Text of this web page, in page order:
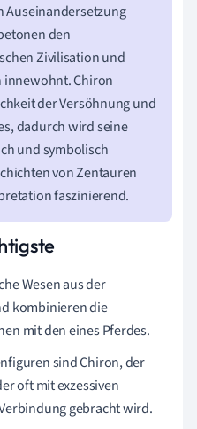
Auseinandersetzung
den
Zivilisation und
innewohnt. Chiron
der Versöhnung und
dadurch wird seine
und symbolisch
von Zentauren
faszinierend.
Wesen aus der
kombinieren die
mit den eines Pferdes.
sind Chiron, der
oft mit exzessiven
gebracht wird.